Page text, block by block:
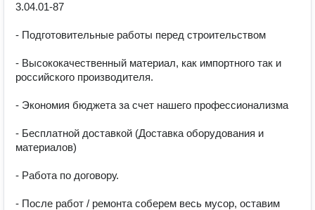
3.04.01-87
- Подготовительные работы перед строительством
- Высококачественный материал, как импортного так и
российского производителя.
- Экономия бюджета за счет нашего профессионализма
- Бесплатной доставкой (Доставка оборудования и
материалов)
- Работа по договору.
- После работ / ремонта соберем весь мусор, оставим